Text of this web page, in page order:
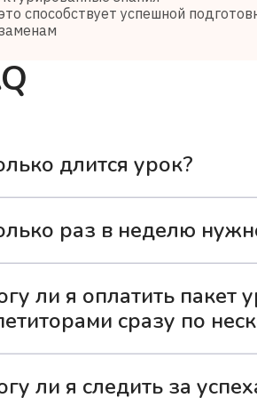
способствует успешной
длится урок?
усвоить материал и не устать.
раз в неделю
в комфортном темпе
нагрузки.
ли я оплатить пакет
сразу по
пакет из 16 занятий и
ли я следить за